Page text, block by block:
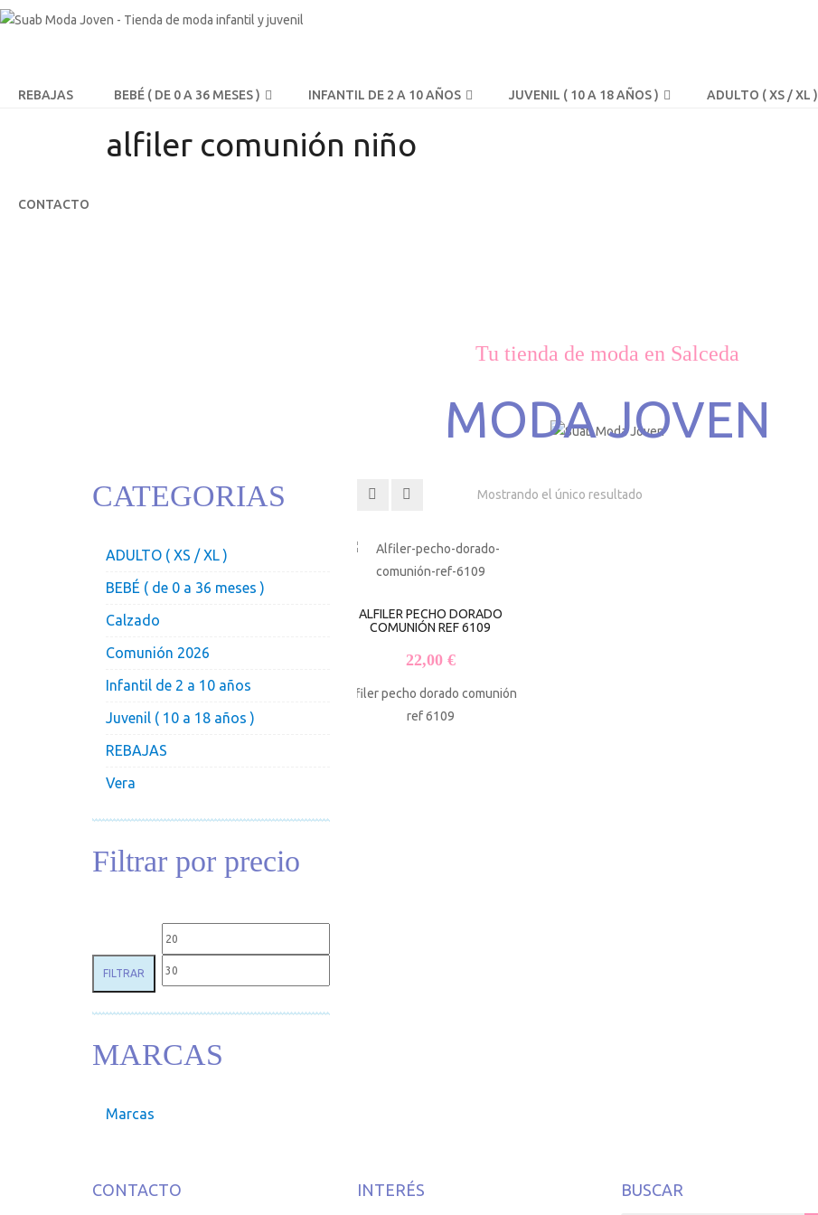
REBAJAS BEBÉ ( DE 0 A 36 MESES ) INFANTIL DE 2 A 10 AÑOS JUVENIL ( 10 A 18 AÑOS ) ADULTO ( XS / XL )
CONTACTO
alfiler comunión niño
Tu tienda de moda en Salceda
MODA JOVEN
Mostrando el único resultado
ALFILER PECHO DORADO
COMUNIÓN REF 6109
22,00 €
Alfiler pecho dorado comunión
ref 6109
CATEGORIAS
ADULTO ( XS / XL )
BEBÉ ( de 0 a 36 meses )
Calzado
Comunión 2026
Infantil de 2 a 10 años
Juvenil ( 10 a 18 años )
REBAJAS
Vera
Filtrar por precio
Precio mínimo
FILTRAR
MARCAS
Marcas
CONTACTO INTERÉS BUSCAR